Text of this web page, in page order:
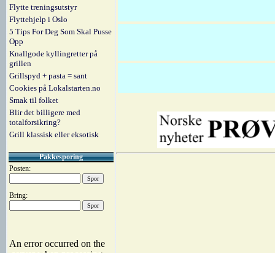
Flytte treningsutstyr
Flyttehjelp i Oslo
5 Tips For Deg Som Skal Pusse
Opp
Knallgode kyllingretter på
grillen
Grillspyd + pasta = sant
Cookies på Lokalstarten.no
Smak til folket
Blir det billigere med
totalforsikring?
Grill klassisk eller eksotisk
Pakkesporing
Posten:
Bring: